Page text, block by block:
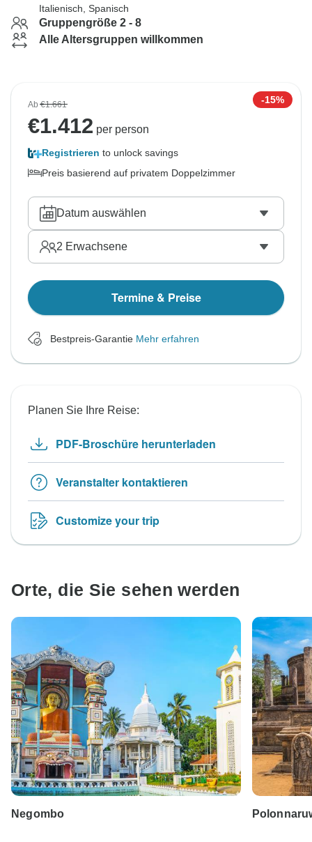
Italienisch, Spanisch
Gruppengröße 2 - 8
Alle Altersgruppen willkommen
Ab€1.661 -15%
€1.412 per person
Registrieren to unlock savings
Preis basierend auf privatem Doppelzimmer
Datum auswählen
2 Erwachsene
Termine & Preise
Bestpreis-Garantie Mehr erfahren
Planen Sie Ihre Reise:
PDF-Broschüre herunterladen
Veranstalter kontaktieren
Customize your trip
Orte, die Sie sehen werden
Negombo